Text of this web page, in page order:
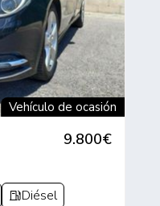
Vehículo de ocasión
9.800€
Diésel